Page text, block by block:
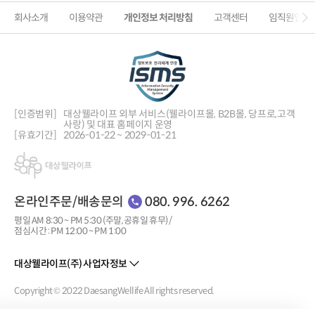
회사소개 이용약관 개인정보 처리방침 고객센터 임직원인증
온라인주문/배송문의 080. 996. 6262
평일 AM 8:30 ~ PM 5:30 (주말, 공휴일 휴무) /
점심시간 : PM 12:00 ~ PM 1:00
[인증범위] 대상웰라이프 외부 서비스(웰라이프몰, B2B몰, 당프로,고객
사랑) 및 대표 홈페이지 운영
[유효기간]
2026-01-22 ~ 2029-01-21
대상웰라이프(주) 사업자정보
Copyright © 2022 DaesangWellife All rights reserved.